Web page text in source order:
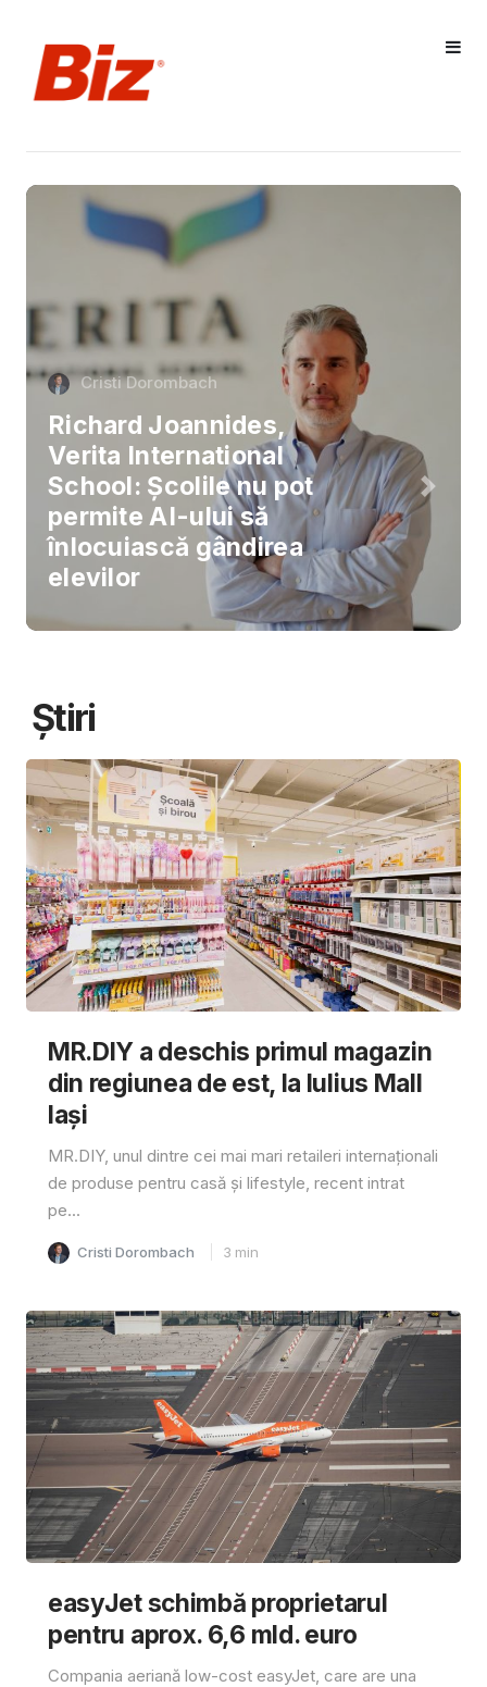
Cristi Dorombach
Richard Joannides,
Verita International
School: Școlile nu pot
permite AI-ului să
înlocuiască gândirea
elevilor
Știri
MR.DIY a deschis primul magazin
din regiunea de est, la Iulius Mall
Iași
MR.DIY, unul dintre cei mai mari retaileri internaționali
de produse pentru casă și lifestyle, recent intrat
pe...
Cristi Dorombach 3 min
easyJet schimbă proprietarul
pentru aprox. 6,6 mld. euro
Compania aeriană low-cost easyJet, care are una